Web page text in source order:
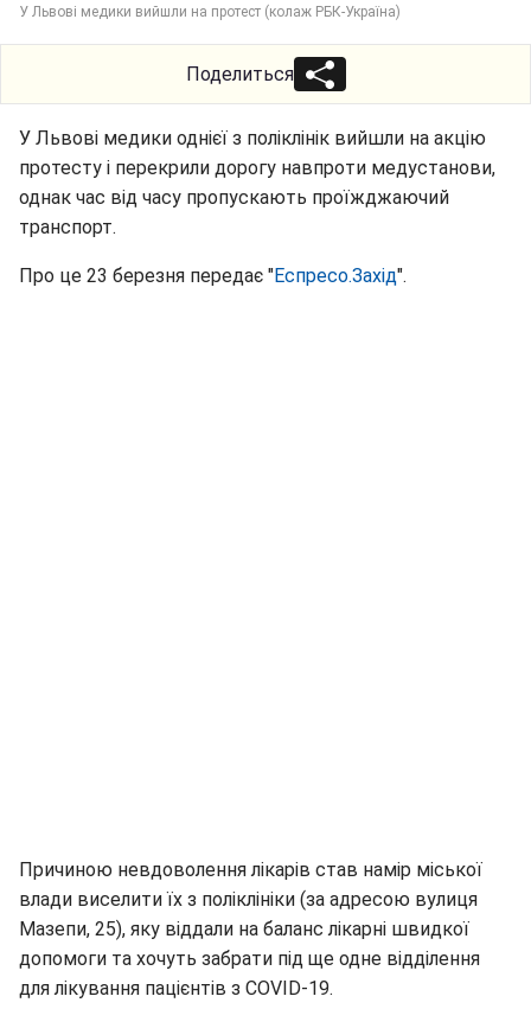
У Львові медики вийшли на протест (колаж РБК-Україна)
Поделиться
У Львові медики однієї з поліклінік вийшли на акцію
протесту і перекрили дорогу навпроти медустанови,
однак час від часу пропускають проїжджаючий
транспорт.
Про це 23 березня передає "Еспресо.Захід".
Причиною невдоволення лікарів став намір міської
влади виселити їх з поліклініки (за адресою вулиця
Мазепи, 25), яку віддали на баланс лікарні швидкої
допомоги та хочуть забрати під ще одне відділення
для лікування пацієнтів з COVID-19.